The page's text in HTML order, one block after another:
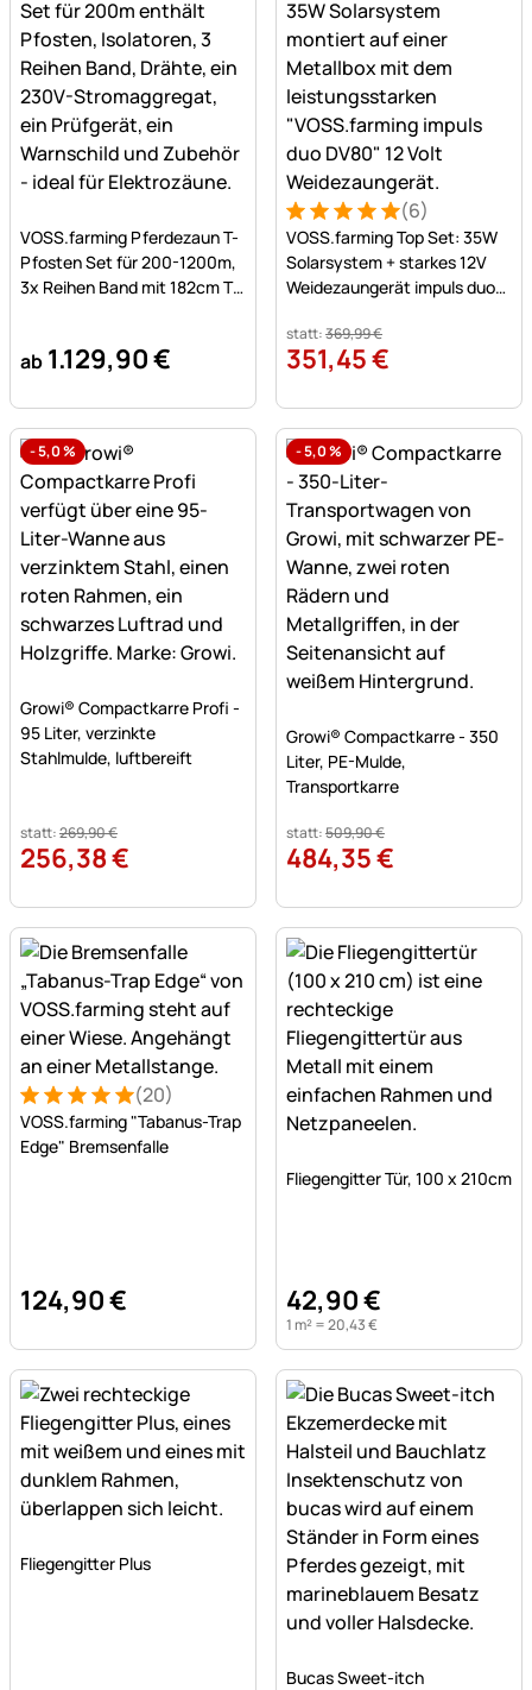
Noch keine Bewertungen abgegeben
VOSS.farming Pferdezaun T-
Pfosten Set für 200-1200m,
3x Reihen Band mit 182cm T-
ab 1.129,90€
Bewertung: 5 von 5 (6
6 Bewertungen
(6)
VOSS.farming Top Set: 35W
Solarsystem + starkes 12V
Weidezaungerät impuls duo
statt:369,99€
351,45€
-5,0%
Noch keine Bewertungen abgegeben
Growi® Compactkarre Profi -
95 Liter, verzinkte
Stahlmulde, luftbereift
statt:269,90€
256,38€
-5,0%
Growi® Compactkarre - 350
Liter, PE-Mulde,
Transportkarre
statt:509,90€
484,35€
Bewertung: 5 von 5 (20 Bewertungen)
20 Bewertungen
(20)
VOSS.farming "Tabanus-Trap
Edge" Bremsenfalle
124,90€
Fliegengitter Tür, 100 x 210cm
42,90€
1 m² =20,43€
Noch keine Bewertungen abgegeben
Fliegengitter Plus
Bucas Sweet-itch